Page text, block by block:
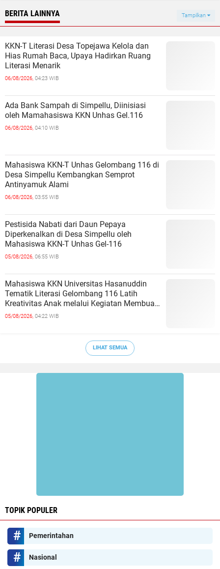
BERITA LAINNYA Tampilkan
KKN-T Literasi Desa Topejawa Kelola dan
Hias Rumah Baca, Upaya Hadirkan Ruang
Literasi Menarik
06/08/2026, 04:23 WIB
Ada Bank Sampah di Simpellu, Diinisiasi
oleh Mamahasiswa KKN Unhas Gel.116
06/08/2026, 04:10 WIB
Mahasiswa KKN-T Unhas Gelombang 116 di
Desa Simpellu Kembangkan Semprot
Antinyamuk Alami
06/08/2026, 03:55 WIB
Pestisida Nabati dari Daun Pepaya
Diperkenalkan di Desa Simpellu oleh
Mahasiswa KKN-T Unhas Gel-116
05/08/2026, 06:55 WIB
Mahasiswa KKN Universitas Hasanuddin
Tematik Literasi Gelombang 116 Latih
Kreativitas Anak melalui Kegiatan Membuat
Cerita Berbasis Buku Bacaan
05/08/2026, 04:22 WIB
LIHAT SEMUA
TOPIK POPULER
Pemerintahan
Nasional